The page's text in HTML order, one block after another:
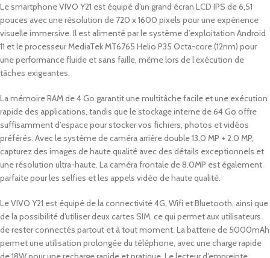
Le smartphone VIVO Y21 est équipé d’un grand écran LCD IPS de 6,51
pouces avec une résolution de 720 x 1600 pixels pour une expérience
visuelle immersive. Il est alimenté par le système d’exploitation Android
11 et le processeur MediaTek MT6765 Helio P35 Octa-core (12nm) pour
une performance fluide et sans faille, même lors de l’exécution de
tâches exigeantes.
La mémoire RAM de 4 Go garantit une multitâche facile et une exécution
rapide des applications, tandis que le stockage interne de 64 Go offre
suffisamment d’espace pour stocker vos fichiers, photos et vidéos
préférés. Avec le système de caméra arrière double 13.0 MP + 2.0 MP,
capturez des images de haute qualité avec des détails exceptionnels et
une résolution ultra-haute. La caméra frontale de 8.0MP est également
parfaite pour les selfies et les appels vidéo de haute qualité.
Le VIVO Y21 est équipé de la connectivité 4G, Wifi et Bluetooth, ainsi que
de la possibilité d’utiliser deux cartes SIM, ce qui permet aux utilisateurs
de rester connectés partout et à tout moment. La batterie de 5000mAh
permet une utilisation prolongée du téléphone, avec une charge rapide